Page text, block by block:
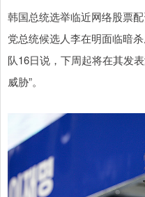
韩国总统选举临近网络股票
党总统候选人李在明面临暗
队16日说，下周起将在其发
威胁”。